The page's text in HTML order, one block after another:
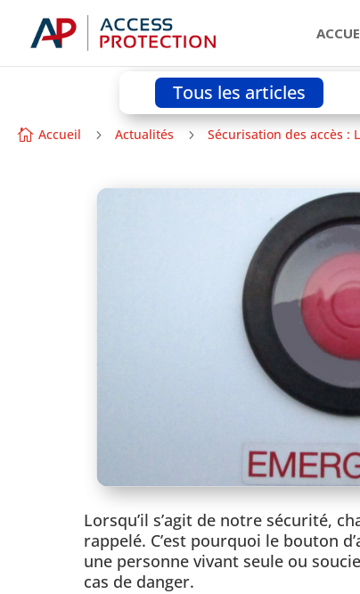
Tous les articles
 Accueil 5 Actualités 5 Sécurisation des accès :
Lorsqu’il s’agit de notre sécurité,
rappelé. C’est pourquoi le bouton
une personne vivant seule ou
cas de danger.